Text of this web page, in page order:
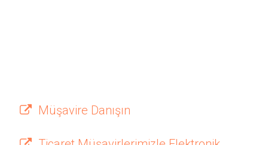
Müşavire Danışın